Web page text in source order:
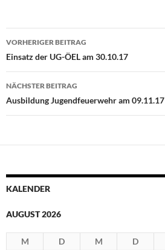
Beitragsnavigation
VORHERIGER BEITRAG
Einsatz der UG-ÖEL am 30.10.17
NÄCHSTER BEITRAG
Ausbildung Jugendfeuerwehr am 09.11.17
KALENDER
AUGUST 2026
M D M D